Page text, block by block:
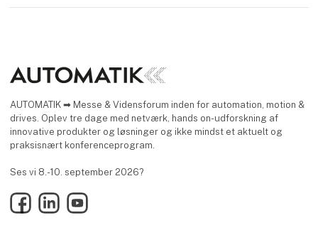
AUTOMATIK ➡ Messe & Vidensforum inden for automation, motion &
drives. Oplev tre dage med netværk, hands on-udforskning af
innovative produkter og løsninger og ikke mindst et aktuelt og
praksisnært konferenceprogram.
Ses vi 8.-10. september 2026?
FacebookLinkedInYouTube